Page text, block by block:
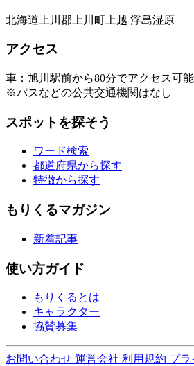
北海道上川郡上川町上越 浮島湿原
アクセス
車：旭川駅前から80分でアクセス可能
※バスなどの公共交通機関はなし
スポットを探そう
ワード検索
都道府県から探す
特徴から探す
もりくるマガジン
新着記事
使い方ガイド
もりくるとは
キャラクター
協賛募集
お問い合わせ 運営会社 利用規約 プラ